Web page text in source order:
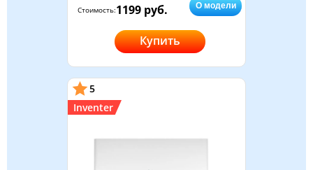
Стоимость:1199 руб. О модели
Купить
5
Inventer